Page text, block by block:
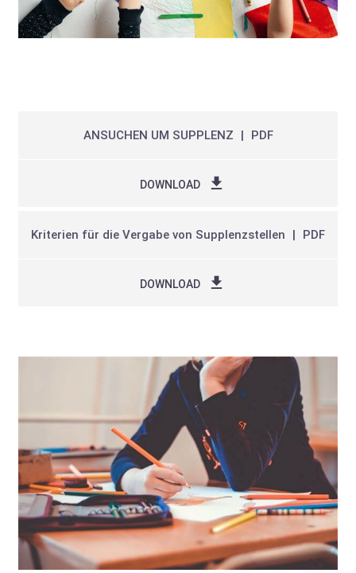
ANSUCHEN UM SUPPLENZ PDF
DOWNLOAD
Kriterien für die Vergabe von Supplenzstellen PDF
DOWNLOAD